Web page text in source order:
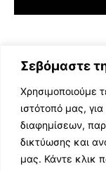
Σεβόμαστε
Χρησιμοποιούμε
ιστότοπό μας,
διαφημίσεων,
δικτύωσης και
μας. Κάντε κλικ
ΕΛΛΗΝΙΚΗ ΜΟΥΣΙΚΗ
TV SHOWS
EVENTS